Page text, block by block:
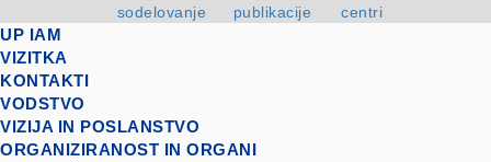
sodelovanje
publikacije
centri
UP IAM
VIZITKA
KONTAKTI
VODSTVO
VIZIJA IN POSLANSTVO
ORGANIZIRANOST IN ORGANI